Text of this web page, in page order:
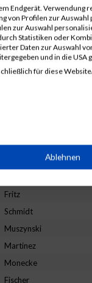
Kellenberger
Dollt
Ripplinger
Schneider
Dötsch
Meir
Fritz
Schmidt
Muszynski
Martinez
Monecke
Fischer
Endgerät. Verwendung
von Profilen zur
zur Auswahl
Statistiken oder
Daten zur Auswahl
und in die USA
für diese
auf einem
von Werbeanzeigen
Werbung
Werbung
Ablehnen